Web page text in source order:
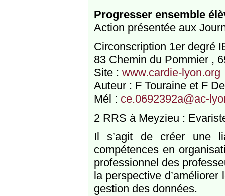
Progresser ensemble
Action présentée aux
Circonscription 1er degré
83 Chemin du Pommier ,
Site : www.cardie-lyon.org
Auteur : F Touraine et F
Mél : ce.0692392a@ac-
2 RRS à Meyzieu :
Il s’agit de créer une
compétences en
professionnel des
la perspective
gestion des données.